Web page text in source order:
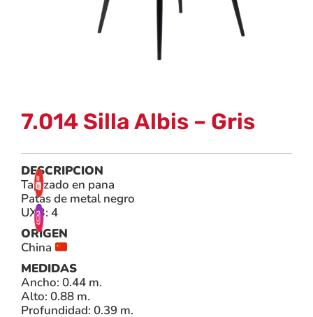
7.014 Silla Albis – Gris
DESCRIPCION
Tapizado en pana
Patas de metal negro
UXB: 4
ORIGEN
China
MEDIDAS
Ancho: 0.44 m.
Alto: 0.88 m.
Profundidad: 0.39 m.